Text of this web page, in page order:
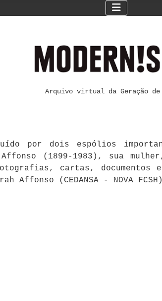
Arquivo virtual da Geração de
por dois espólios
(1899-1983), sua
cartas, documentos
Affonso (CEDANSA - NOVA